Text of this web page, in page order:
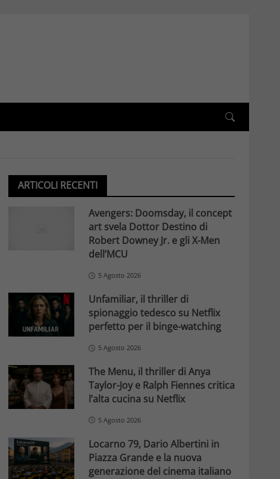
ARTICOLI RECENTI
Avengers: Doomsday, il concept
art svela Dottor Destino di
Robert Downey Jr. e gli X-Men
dell’MCU
5 Agosto 2026
Unfamiliar, il thriller di
spionaggio tedesco su Netflix
perfetto per il binge-watching
5 Agosto 2026
The Menu, il thriller di Anya
Taylor-Joy e Ralph Fiennes critica
l’alta cucina su Netflix
5 Agosto 2026
Locarno 79, Dario Albertini in
Piazza Grande e la nuova
generazione del cinema italiano